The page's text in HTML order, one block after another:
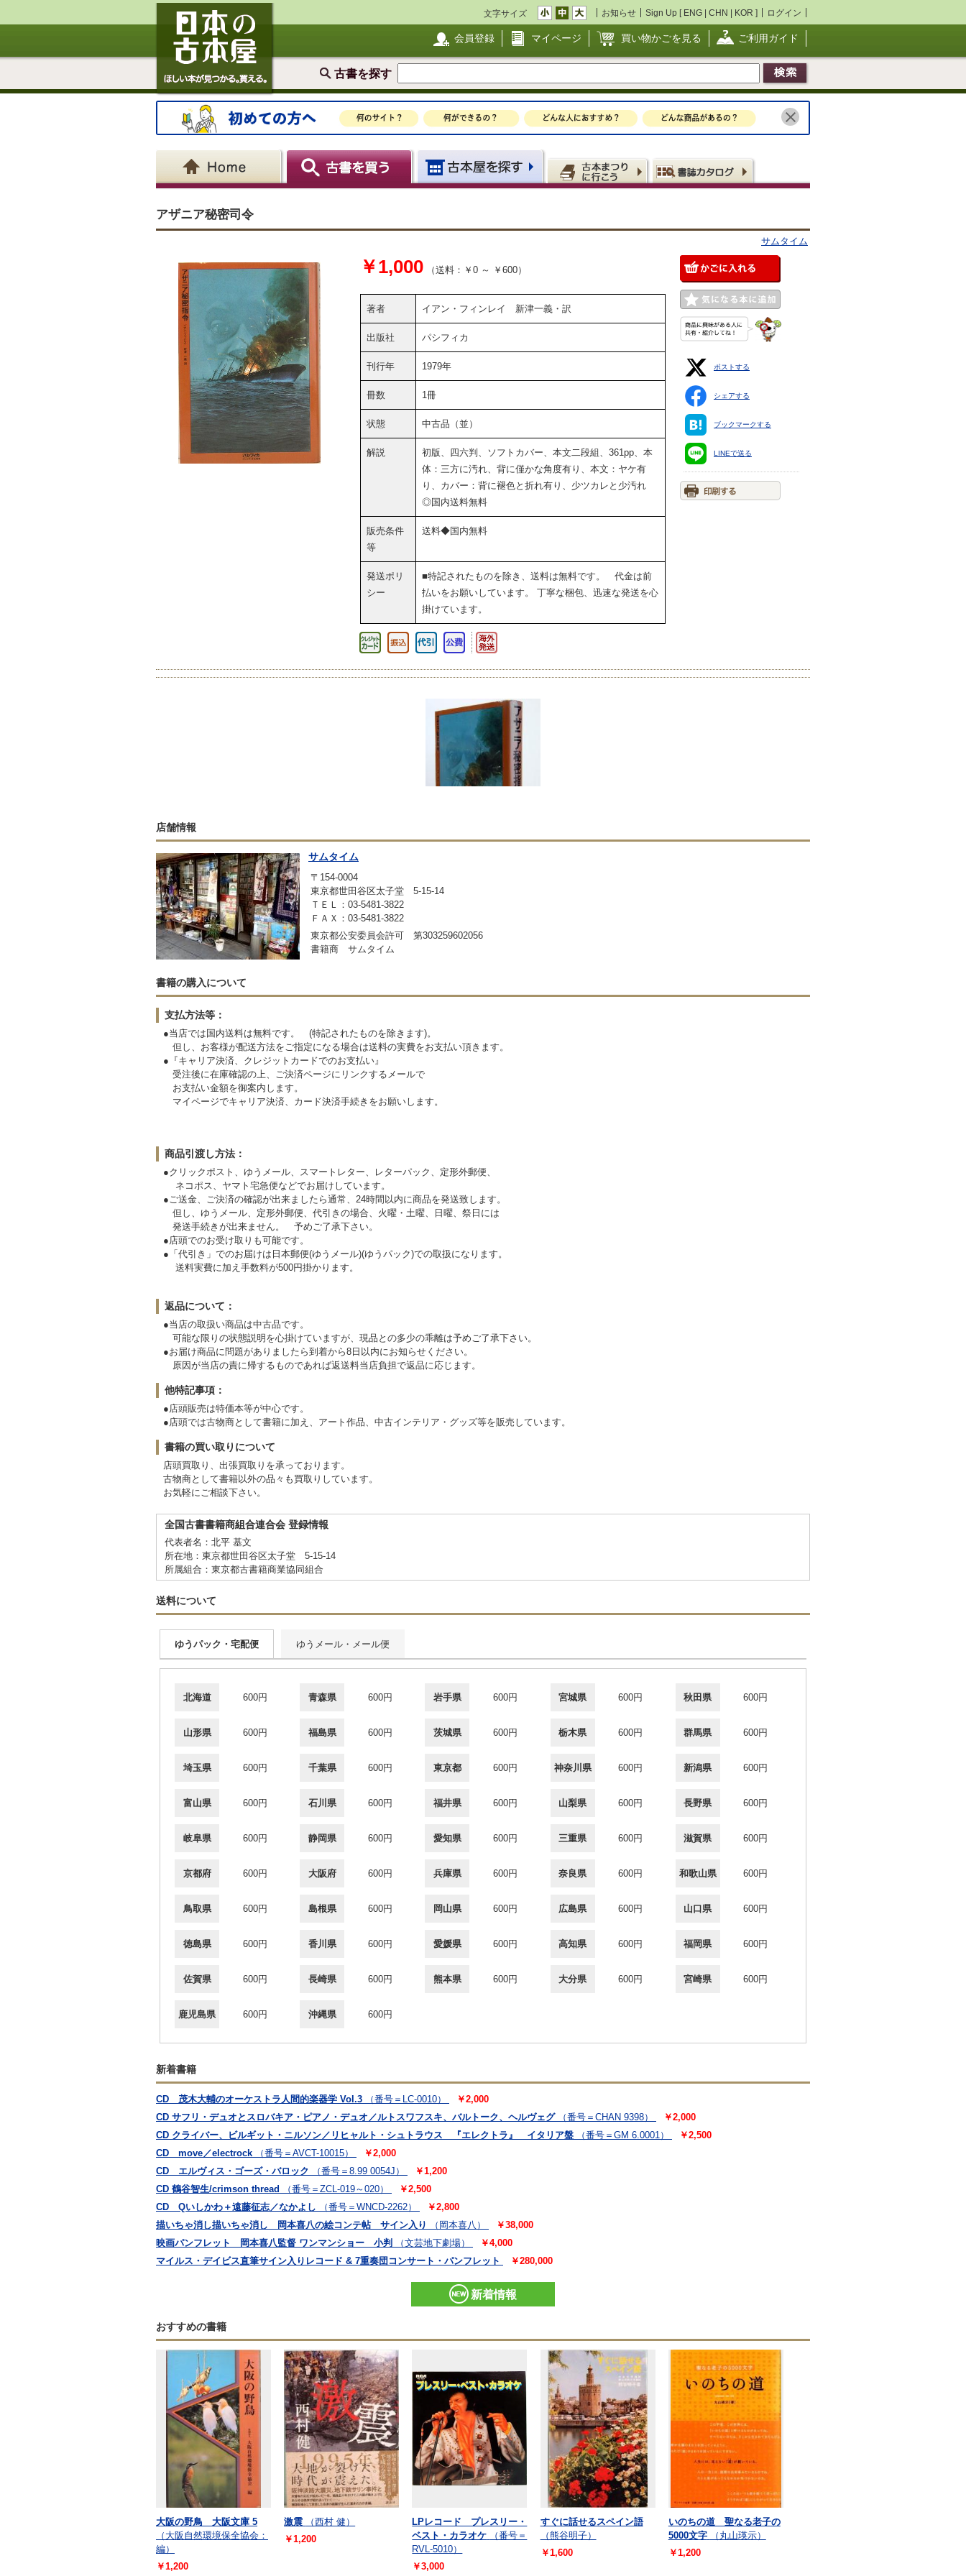
文字サイズ お知らせ Sign Up [ ENG | CHN | KOR ] ログイン
会員登録 マイページ 買い物かごを見る ご利用ガイド
古書を探す
アザニア秘密司令
サムタイム
￥1,000 （送料：￥0 ～ ￥600）
著者 イアン・フィンレイ 新津一義・訳
出版社 パシフィカ
刊行年 1979年
冊数 1冊
状態 中古品（並）
解説
初版、四六判、ソフトカバー、本文二段組、361pp、本
体：三方に汚れ、背に僅かな角度有り、本文：ヤケ有
り、カバー：背に褪色と折れ有り、少ツカレと少汚れ
◎国内送料無料
販売条件
等
送料◆国内無料
発送ポリ
シー
■特記されたものを除き、送料は無料です。 代金は前
払いをお願いしています。 丁寧な梱包、迅速な発送を心
掛けています。
ポストする
シェアする
ブックマークする
LINEで送る
店舗情報
サムタイム
〒154-0004
東京都世田谷区太子堂 5-15-14
ＴＥＬ：03-5481-3822
ＦＡＸ：03-5481-3822
東京都公安委員会許可 第303259602056
書籍商 サムタイム
書籍の購入について
支払方法等：
●当店では国内送料は無料です。 (特記されたものを除きます)。
但し、お客様が配送方法をご指定になる場合は送料の実費をお支払い頂きます。
●『キャリア決済、クレジットカードでのお支払い』
受注後に在庫確認の上、ご決済ページにリンクするメールで
お支払い金額を御案内します。
マイページでキャリア決済、カード決済手続きをお願いします。
商品引渡し方法：
●クリックポスト、ゆうメール、スマートレター、レターパック、定形外郵便、
ネコポス、ヤマト宅急便などでお届けしています。
●ご送金、ご決済の確認が出来ましたら通常、24時間以内に商品を発送致します。
但し、ゆうメール、定形外郵便、代引きの場合、火曜・土曜、日曜、祭日には
発送手続きが出来ません。 予めご了承下さい。
●店頭でのお受け取りも可能です。
●「代引き」でのお届けは日本郵便(ゆうメール)(ゆうパック)での取扱になります。
送料実費に加え手数料が500円掛かります。
返品について：
●当店の取扱い商品は中古品です。
可能な限りの状態説明を心掛けていますが、現品との多少の乖離は予めご了承下さい。
●お届け商品に問題がありましたら到着から8日以内にお知らせください。
原因が当店の責に帰するものであれば返送料当店負担で返品に応じます。
他特記事項：
●店頭販売は特価本等が中心です。
●店頭では古物商として書籍に加え、アート作品、中古インテリア・グッズ等を販売しています。
書籍の買い取りについて
店頭買取り、出張買取りを承っております。
古物商として書籍以外の品々も買取りしています。
お気軽にご相談下さい。
全国古書書籍商組合連合会 登録情報
代表者名：北平 基文
所在地：東京都世田谷区太子堂 5-15-14
所属組合：東京都古書籍商業協同組合
送料について
ゆうパック・宅配便 ゆうメール・メール便
北海道 600円 青森県 600円 岩手県 600円 宮城県 600円 秋田県 600円
山形県 600円 福島県 600円 茨城県 600円 栃木県 600円 群馬県 600円
埼玉県 600円 千葉県 600円 東京都 600円 神奈川県 600円 新潟県 600円
富山県 600円 石川県 600円 福井県 600円 山梨県 600円 長野県 600円
岐阜県 600円 静岡県 600円 愛知県 600円 三重県 600円 滋賀県 600円
京都府 600円 大阪府 600円 兵庫県 600円 奈良県 600円 和歌山県 600円
鳥取県 600円 島根県 600円 岡山県 600円 広島県 600円 山口県 600円
徳島県 600円 香川県 600円 愛媛県 600円 高知県 600円 福岡県 600円
佐賀県 600円 長崎県 600円 熊本県 600円 大分県 600円 宮崎県 600円
鹿児島県 600円 沖縄県 600円
新着書籍
CD 茂木大輔のオーケストラ人間的楽器学 Vol.3 （番号＝LC-0010）
￥2,000
CD サフリ・デュオとスロバキア・ピアノ・デュオ／ルトスワフスキ、バルトーク、ヘルヴェグ
（番号＝CHAN 9398）
￥2,000
CD クライバー、ビルギット・ニルソン／リヒャルト・シュトラウス 『エレクトラ』 イタリア盤
（番号＝GM 6.0001）
￥2,500
CD move／electrock
（番号＝AVCT-10015）
￥2,000
CD エルヴィス・ゴーズ・バロック
（番号＝8.99 0054J）
￥1,200
CD 鶴谷智生/crimson thread
（番号＝ZCL-019～020）
￥2,500
CD Qいしかわ＋遠藤征志／なかよし
（番号＝WNCD-2262）
￥2,800
描いちゃ消し描いちゃ消し 岡本喜八の絵コンテ帖 サイン入り
（岡本喜八）
￥38,000
映画パンフレット 岡本喜八監督 ワンマンショー 小判
（文芸地下劇場）
￥4,000
マイルス・デイビス直筆サイン入りレコード & 7重奏団コンサート・パンフレット
￥280,000
新着情報
おすすめの書籍
大阪の野鳥 大阪文庫 5
（大阪自然環境保全協会：
編）
￥1,200
激震
（西村 健）
￥1,200
LPレコード プレスリー・
ベスト・カラオケ
（番号＝
RVL-5010）
￥3,000
すぐに話せるスペイン語
（熊谷明子）
￥1,600
いのちの道 聖なる老子の
5000文字
（丸山瑛示）
￥1,200